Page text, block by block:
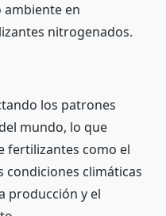
ambiente en
nitrogenados.
los patrones
mundo, lo que
fertilizantes como el
condiciones climáticas
producción y el